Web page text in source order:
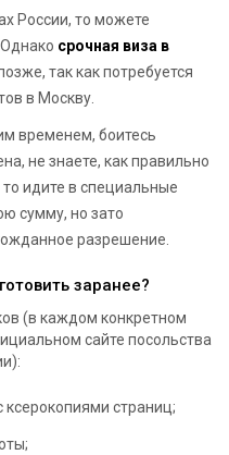
России, то можете
срочная виза в
так как потребуется
в Москву.
временем, боитесь
не знаете, как правильно
идите в специальные
сумму, но зато
разрешение.
заранее?
(в каждом конкретном
сайте посольства
ксерокопиями страниц;